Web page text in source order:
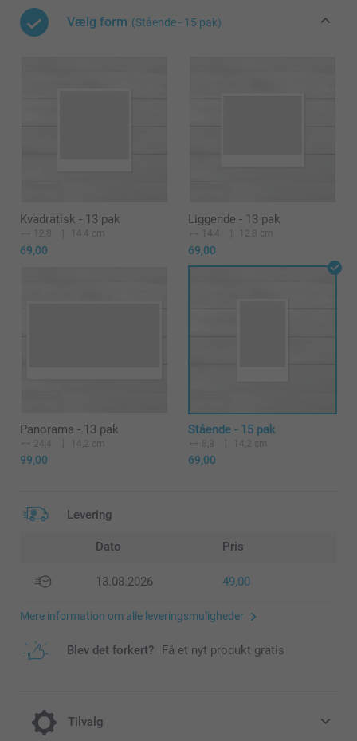
Vælg form (Stående - 15 pak)
Kvadratisk - 13 pak
12,8 14,4 cm
69,00
Liggende - 13 pak
14,4 12,8 cm
69,00
Panorama - 13 pak
24,4 14,2 cm
99,00
Stående - 15 pak
8,8 14,2 cm
69,00
Levering
Dato Pris
13.08.2026 49,00
Mere information om alle leveringsmuligheder
Blev det forkert? Få et nyt produkt gratis
Tilvalg